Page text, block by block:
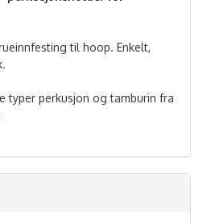
til hoop. Enkelt,
typer perkusjon og tamburin fra